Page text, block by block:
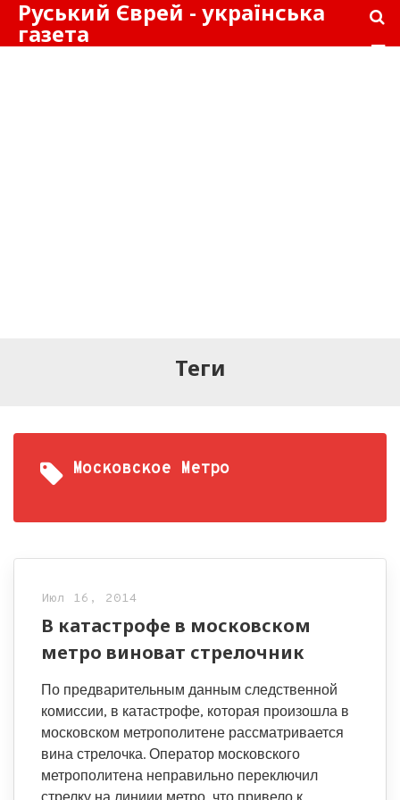
Руський Єврей - українська
газета
Теги
Московское Метро
Июл 16, 2014
В катастрофе в московском
метро виноват стрелочник
По предварительным данным следственной
комиссии, в катастрофе, которая произошла в
московском метрополитене рассматривается
вина стрелочка. Оператор московского
метрополитена неправильно переключил